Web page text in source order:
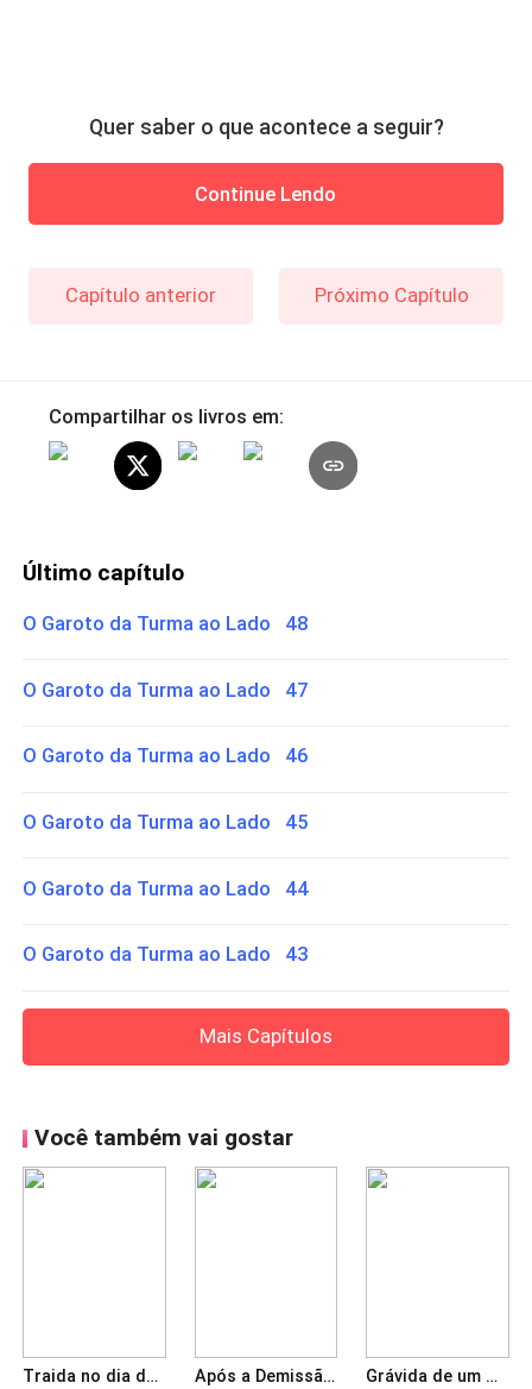
Quer saber o que acontece a seguir?
Continue Lendo
Capítulo anterior Próximo Capítulo
Compartilhar os livros em:
Último capítulo
O Garoto da Turma ao Lado 48
O Garoto da Turma ao Lado 47
O Garoto da Turma ao Lado 46
O Garoto da Turma ao Lado 45
O Garoto da Turma ao Lado 44
O Garoto da Turma ao Lado 43
Mais Capítulos
Você também vai gostar
Traida no dia do casamento- O acordo. Após a Demissão: Presidente faz de tudo por mim Grávida de um mafioso